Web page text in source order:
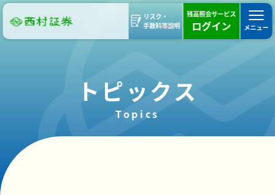
リスク・
手数料等説明
残高照会サービス
ログイン メニュー
トピックス
Topics